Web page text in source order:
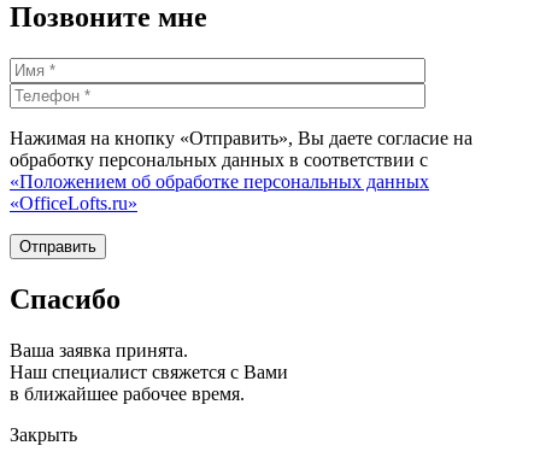
Позвоните мне
Нажимая на кнопку «Отправить», Вы даете согласие на
обработку персональных данных в соответствии с
«Положением об обработке персональных данных
«OfficeLofts.ru»
Спасибо
Ваша заявка принята.
Наш специалист свяжется с Вами
в ближайшее рабочее время.
Закрыть